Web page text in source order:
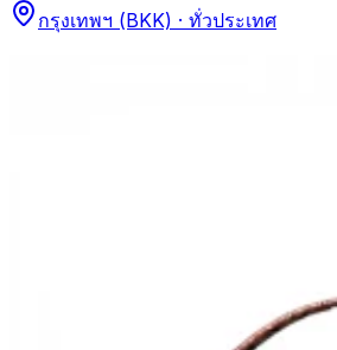
กรุงเทพฯ (BKK) · ทั่วประเทศ